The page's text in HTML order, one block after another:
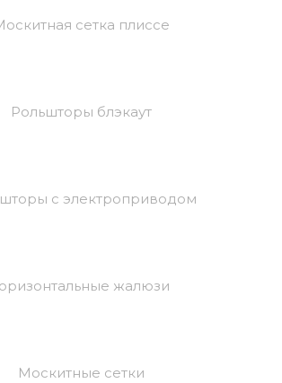
сетка плиссе
Рольшторы блэкаут
с электроприводом
жалюзи
Москитные сетки